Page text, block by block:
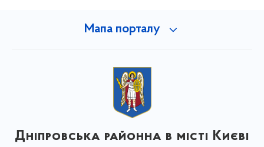
Мапа порталу
Дніпровська районна в місті Києві